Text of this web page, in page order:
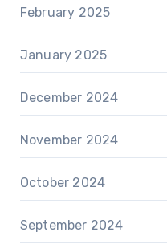
February 2025
January 2025
December 2024
November 2024
October 2024
September 2024